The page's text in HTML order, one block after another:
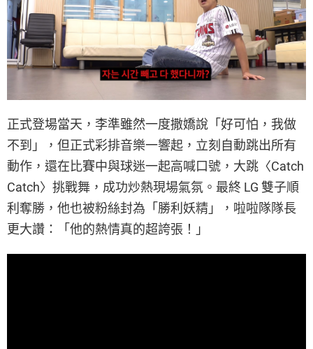
正式登場當天，李準雖然一度撒嬌說「好可怕，我做
不到」，但正式彩排音樂一響起，立刻自動跳出所有
動作，還在比賽中與球迷一起高喊口號，大跳〈Catch
Catch〉挑戰舞，成功炒熱現場氣氛。最終 LG 雙子順
利奪勝，他也被粉絲封為「勝利妖精」，啦啦隊隊長
更大讚：「他的熱情真的超誇張！」